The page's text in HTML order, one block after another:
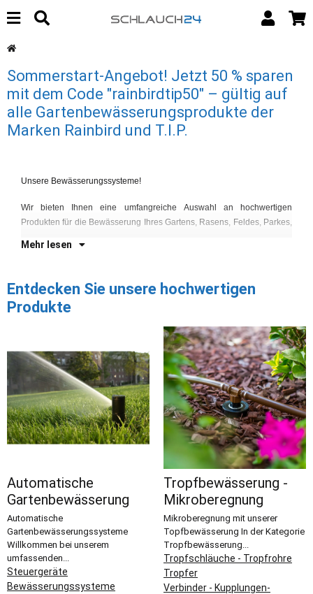
Sommerstart-Angebot! Jetzt 50 % sparen
mit dem Code "rainbirdtip50" – gültig auf
alle Gartenbewässerungsprodukte der
Marken Rainbird und T.I.P.
Unsere Bewässerungssysteme!
Wir bieten Ihnen eine umfangreiche Auswahl an hochwertigen
Produkten für die Bewässerung Ihres Gartens, Rasens, Feldes, Parkes,
Mehr lesen
Entdecken Sie unsere hochwertigen
Produkte
Automatische
Gartenbewässerung
Automatische
Gartenbewässerungssysteme
Willkommen bei unserem
umfassenden...
Steuergeräte
Bewässerungssysteme
Tropfbewässerung -
Mikroberegnung
Mikroberegnung mit unserer
Topfbewässerung In der Kategorie
Tropfbewässerung...
Tropfschläuche - Tropfrohre
Tropfer
Verbinder - Kupplungen-